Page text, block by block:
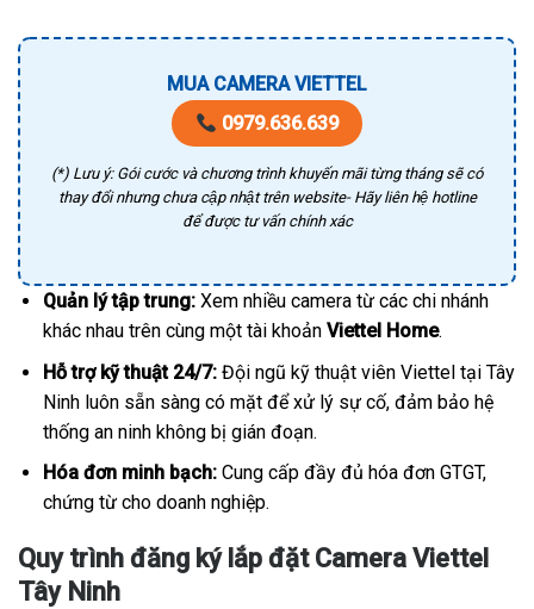
MUA CAMERA VIETTEL
0979.636.639
(*) Lưu ý: Gói cước và chương trình khuyến mãi từng tháng sẽ có
thay đổi nhưng chưa cập nhật trên website- Hãy liên hệ hotline
để được tư vấn chính xác
Quản lý tập trung:Xem nhiều camera từ các chi nhánh
khác nhau trên cùng một tài khoản Viettel Home.
Hỗ trợ kỹ thuật 24/7:Đội ngũ kỹ thuật viên Viettel tại Tây
Ninh luôn sẵn sàng có mặt để xử lý sự cố, đảm bảo hệ
thống an ninh không bị gián đoạn.
Hóa đơn minh bạch:Cung cấp đầy đủ hóa đơn GTGT,
chứng từ cho doanh nghiệp.
Quy trình đăng ký lắp đặt Camera Viettel
Tây Ninh